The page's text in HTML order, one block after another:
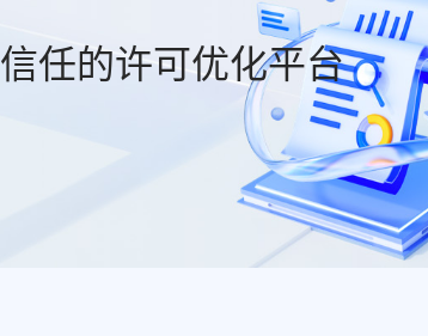
任的许可优化平台